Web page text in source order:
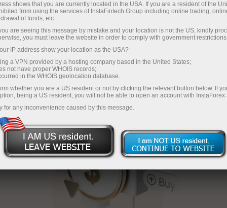
InstaForex
مع إنستا فوركس، يمكنك الوصول إلى
إلى 1:5000، وبعض من أفضل فروق
الأسعار والعمولات في السوق، وظروف
مواتية لتداول الأسهم والمؤشرات
فوركس الحصول على مكافأة تصل إلى
30% على إيداعه، والاستفادة من
عروض ترويجية وعروض خاصة أخرى.
تتشارك سرعة المسار وسرعة التداول
نفس القيم. يُضفي أليش لوبرايس
30% مكافأة
لكل إيداع
سرعة
في التجارة وعلى الطريق السريع
جائزة هديتك الشخصية الكبرى
قم بإيداع المبلغ في حسابك باستخدام $333 — اختر هدية
تصل قيمتها إلى $1,500
تداول بدون مخاطرة -
نحن نضمن أرباحك
مكافأة تصل إلى 1000 ضعف - أكبر
shows that you are currently located in the USA. If you are a resident of the
from using the services of InstaFintech Group including online trading,
of funds, etc.
are seeing this message by mistake and your location is not the US, kindly
you must leave the website in order to comply with government
IP address show your location as the USA?
a VPN provided by a hosting company based in the United States;
not have proper WHOIS records;
in the WHOIS geolocation database.
whether you are a US resident or not by clicking the relevant button below. If
being a US resident, you will not be able to open an account with InstaForex
for any inconvenience caused by this message.